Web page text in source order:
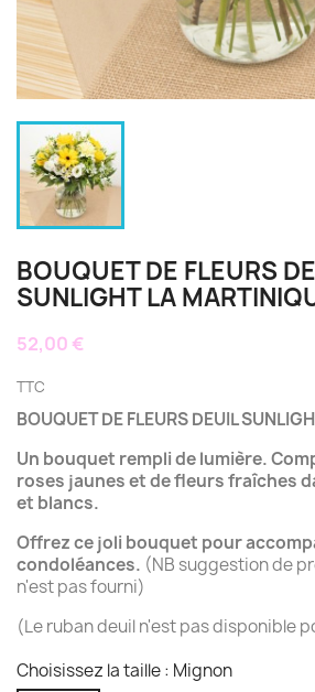
BOUQUET DE FLEURS
SUNLIGHT LA
52,00 €
TTC
BOUQUET DE FLEURS DEUIL
Un bouquet rempli de lumière.
roses jaunes et de fleurs fraîches
et blancs.
Offrez ce joli bouquet pour
condoléances. (NB suggestion de
n'est pas fourni)
(Le ruban deuil n'est pas disponible
Choisissez la taille : Mignon